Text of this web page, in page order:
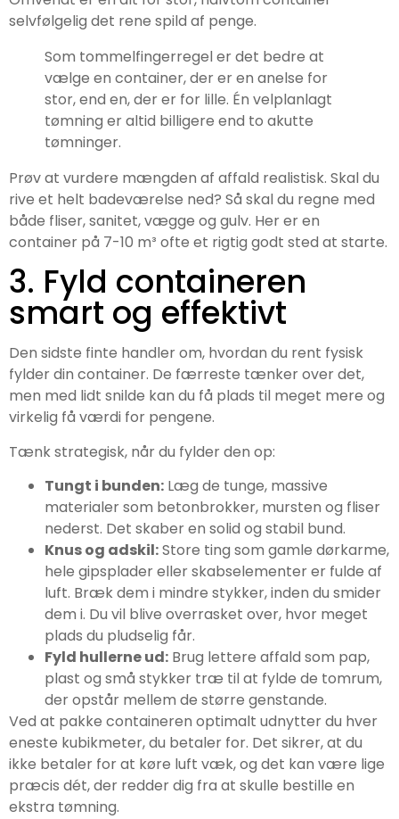
selvfølgelig det rene spild af penge.
Som tommelfingerregel er det bedre at
vælge en container, der er en anelse for
stor, end en, der er for lille. Én velplanlagt
tømning er altid billigere end to akutte
tømninger.
Prøv at vurdere mængden af affald realistisk. Skal du
rive et helt badeværelse ned? Så skal du regne med
både fliser, sanitet, vægge og gulv. Her er en
container på 7-10 m³ ofte et rigtig godt sted at starte.
3. Fyld containeren
smart og effektivt
Den sidste finte handler om, hvordan du rent fysisk
fylder din container. De færreste tænker over det,
men med lidt snilde kan du få plads til meget mere og
virkelig få værdi for pengene.
Tænk strategisk, når du fylder den op:
Tungt i bunden: Læg de tunge, massive
materialer som betonbrokker, mursten og fliser
nederst. Det skaber en solid og stabil bund.
Knus og adskil:Store ting som gamle dørkarme,
hele gipsplader eller skabselementer er fulde af
luft. Bræk dem i mindre stykker, inden du smider
dem i. Du vil blive overrasket over, hvor meget
plads du pludselig får.
Fyld hullerne ud: Brug lettere affald som pap,
plast og små stykker træ til at fylde de tomrum,
der opstår mellem de større genstande.
Ved at pakke containeren optimalt udnytter du hver
eneste kubikmeter, du betaler for. Det sikrer, at du
ikke betaler for at køre luft væk, og det kan være lige
præcis dét, der redder dig fra at skulle bestille en
ekstra tømning.